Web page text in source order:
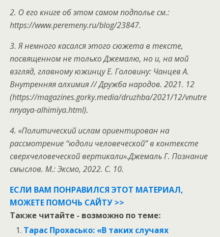
2. О его книге об этом самом подполье см.:
https://www.peremeny.ru/blog/23847.
3. Я немного касался этого сюжета в тексте,
посвященном не только Джемалю, но и, на мой
взгляд, главному южинцу Е. Головину: Чанцев А.
Внутренняя алхимия // Дружба народов. 2021. 12
(https://magazines.gorky.media/druzhba/2021/12/vnutre
nnyaya-alhimiya.html).
4. «Политический ислам ориентирован на
рассмотрение “юдоли человеческой” в контексте
сверхчеловеческой вертикали».Джемаль Г. Познание
смыслов. М.: Эксмо, 2022. С. 10.
ЕСЛИ ВАМ ПОНРАВИЛСЯ ЭТОТ МАТЕРИАЛ,
МОЖЕТЕ ПОМОЧЬ САЙТУ >>
Также читайте - возможно по теме:
Тарас Прохасько: «В таких случаях